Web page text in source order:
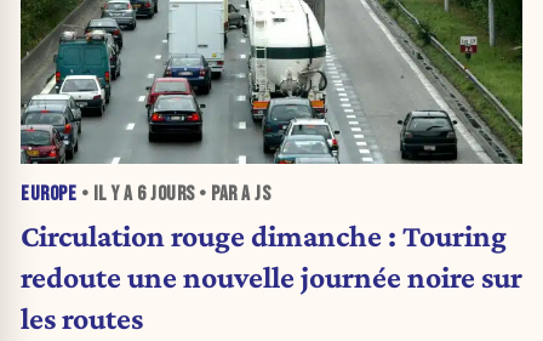
EUROPE • IL Y A 6 JOURS• PAR A JS
Circulation rouge dimanche : Touring
redoute une nouvelle journée noire sur
les routes